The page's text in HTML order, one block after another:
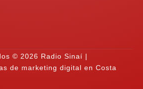
© 2026 Radio Sinaí |
de marketing digital en Costa